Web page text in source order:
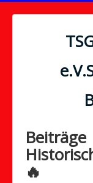
Beiträge
🔥